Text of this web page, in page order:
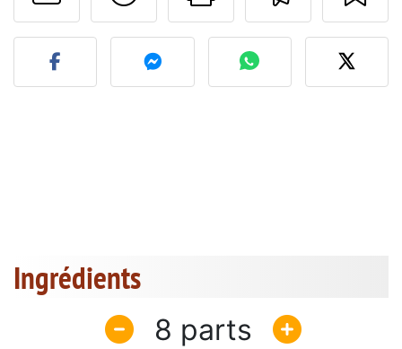
Publier votre photo de
Ingrédients
8